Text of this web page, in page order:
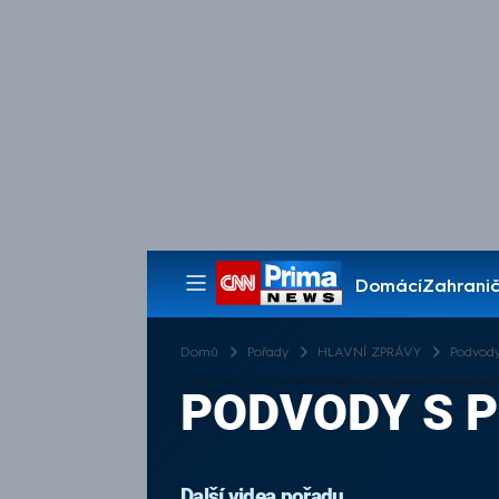
Domácí
Pořady
Domů Pořady HLAVNÍ ZPRÁVY
PODVODY S